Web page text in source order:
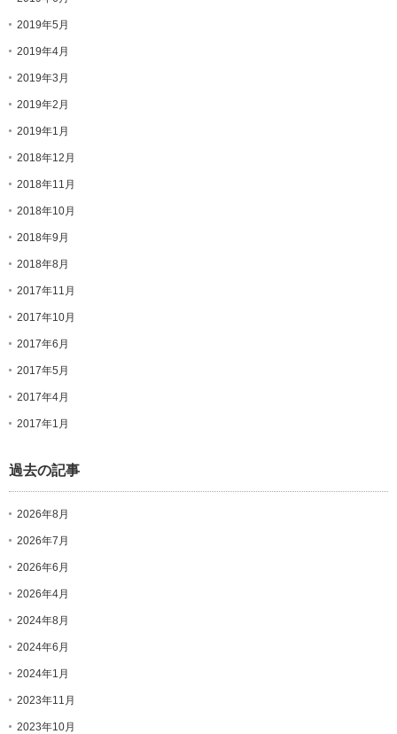
2019年5月
2019年4月
2019年3月
2019年2月
2019年1月
2018年12月
2018年11月
2018年10月
2018年9月
2018年8月
2017年11月
2017年10月
2017年6月
2017年5月
2017年4月
2017年1月
過去の記事
2026年8月
2026年7月
2026年6月
2026年4月
2024年8月
2024年6月
2024年1月
2023年11月
2023年10月